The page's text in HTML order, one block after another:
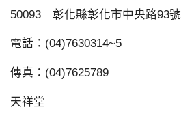
50093 彰化縣彰化市中央路93號
電話：(04)7630314~5
傳真：(04)7625789
天祥堂